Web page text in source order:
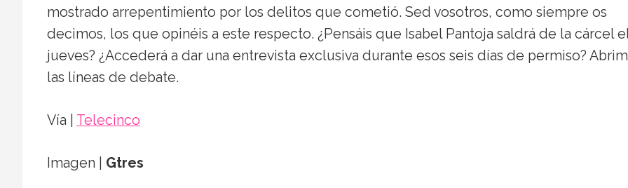
mostrado arrepentimiento por los delitos que cometió. Sed vosotros, como siempre os
decimos, los que opinéis a este respecto. ¿Pensáis que Isabel Pantoja saldrá de la cárcel
jueves? ¿Accederá a dar una entrevista exclusiva durante esos seis días de permiso?
las líneas de debate.
Vía | Telecinco
Imagen | Gtres